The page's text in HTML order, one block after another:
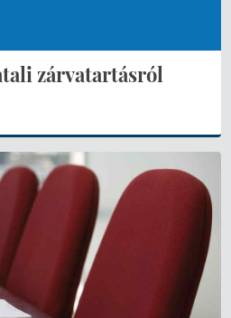
zárvatartásról